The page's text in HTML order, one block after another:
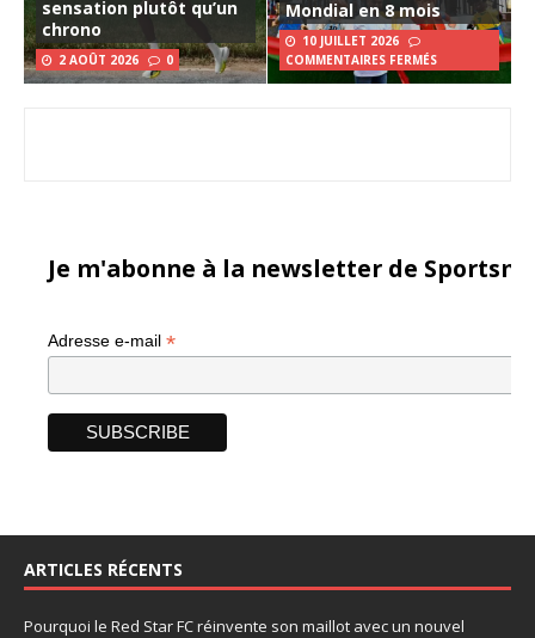
sensation plutôt qu’un
chrono
2 AOÛT 2026 0
Mondial en 8 mois
10 JUILLET 2026
COMMENTAIRES FERMÉS
Je m'abonne à la newsletter de
Adresse e-mail *
ARTICLES RÉCENTS
Pourquoi le Red Star FC réinvente son maillot avec un nouvel